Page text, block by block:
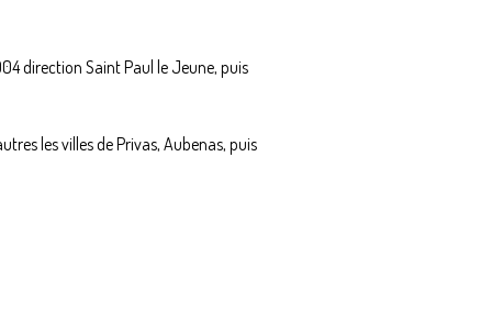
direction Saint Paul le Jeune, puis
les villes de Privas, Aubenas, puis